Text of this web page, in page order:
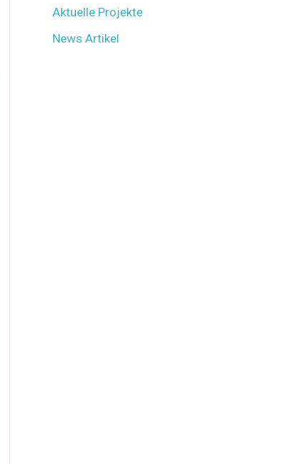
Aktuelle Projekte
News Artikel